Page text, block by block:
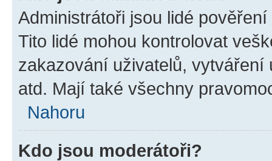
Administrátoři jsou lidé
Tito lidé mohou kontrolovat
zakazování uživatelů,
atd. Mají také všechny
Nahoru
Kdo jsou moderátoři?